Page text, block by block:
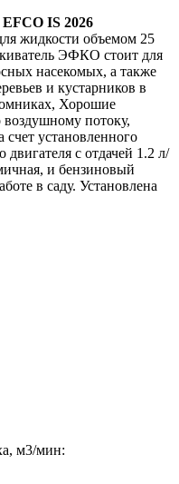
IS 2026
жидкости объемом 25
ЭФКО стоит для
насекомых, а также
и кустарников в
Хорошие
воздушному потоку,
счет установленного
с отдачей 1.2 л/
и бензиновый
в саду. Установлена
м3/мин: